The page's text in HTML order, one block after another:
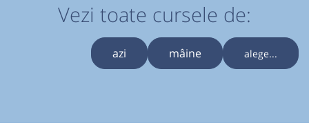
Vezi toate cursele de:
azi mâine alege...